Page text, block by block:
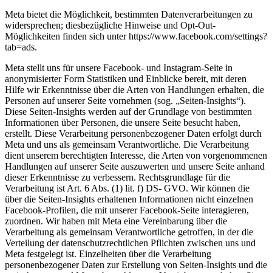
Meta bietet die Möglichkeit, bestimmten Datenverarbeitungen zu
widersprechen; diesbezügliche Hinweise und Opt-Out-
Möglichkeiten finden sich unter https://www.facebook.com/settings?
tab=ads.
Meta stellt uns für unsere Facebook- und Instagram-Seite in
anonymisierter Form Statistiken und Einblicke bereit, mit deren
Hilfe wir Erkenntnisse über die Arten von Handlungen erhalten, die
Personen auf unserer Seite vornehmen (sog. „Seiten-Insights“).
Diese Seiten-Insights werden auf der Grundlage von bestimmten
Informationen über Personen, die unsere Seite besucht haben,
erstellt. Diese Verarbeitung personenbezogener Daten erfolgt durch
Meta und uns als gemeinsam Verantwortliche. Die Verarbeitung
dient unserem berechtigten Interesse, die Arten von vorgenommenen
Handlungen auf unserer Seite auszuwerten und unsere Seite anhand
dieser Erkenntnisse zu verbessern. Rechtsgrundlage für die
Verarbeitung ist Art. 6 Abs. (1) lit. f) DS- GVO. Wir können die
über die Seiten-Insights erhaltenen Informationen nicht einzelnen
Facebook-Profilen, die mit unserer Facebook-Seite interagieren,
zuordnen. Wir haben mit Meta eine Vereinbarung über die
Verarbeitung als gemeinsam Verantwortliche getroffen, in der die
Verteilung der datenschutzrechtlichen Pflichten zwischen uns und
Meta festgelegt ist. Einzelheiten über die Verarbeitung
personenbezogener Daten zur Erstellung von Seiten-Insights und die